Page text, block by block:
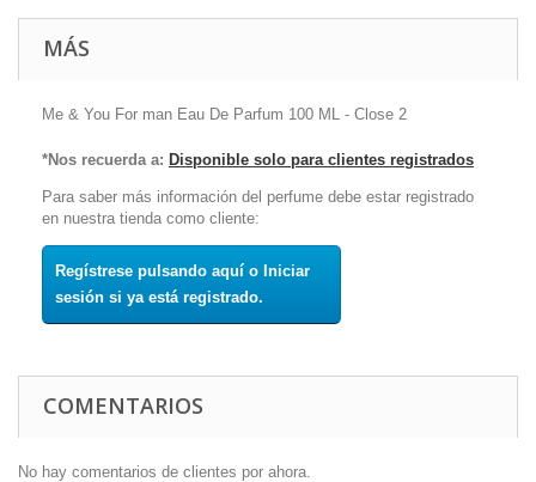
MÁS
Me & You For man Eau De Parfum 100 ML - Close 2
*Nos recuerda a: Disponible solo para clientes registrados
Para saber más información del perfume debe estar registrado
en nuestra tienda como cliente:
Regístrese pulsando aquí o Iniciar
sesión si ya está registrado.
COMENTARIOS
No hay comentarios de clientes por ahora.